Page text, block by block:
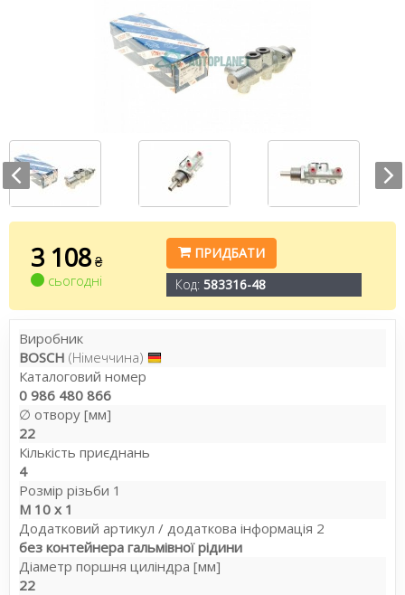
3 108 ₴
сьогодні
ПРИДБАТИ
Код: 583316-48
Виробник
BOSCH (Німеччина)
Каталоговий номер
0 986 480 866
∅ отвору [мм]
22
Кількість приєднань
4
Розмір різьби 1
M 10 x 1
Додатковий артикул / додаткова інформація 2
без контейнера гальмівної рідини
Діаметр поршня циліндра [мм]
22